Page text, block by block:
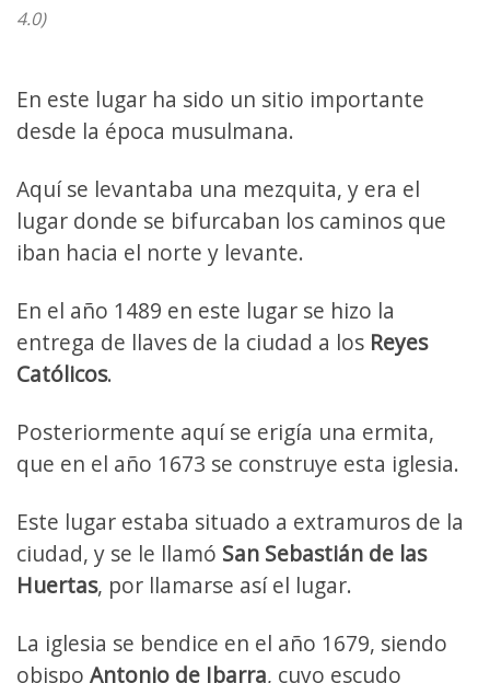
4.0)
En este lugar ha sido un sitio importante
desde la época musulmana.
Aquí se levantaba una mezquita, y era el
lugar donde se bifurcaban los caminos que
iban hacia el norte y levante.
En el año 1489 en este lugar se hizo la
entrega de llaves de la ciudad a los Reyes
Católicos.
Posteriormente aquí se erigía una ermita,
que en el año 1673 se construye esta iglesia.
Este lugar estaba situado a extramuros de la
ciudad, y se le llamó San Sebastián de las
Huertas, por llamarse así el lugar.
La iglesia se bendice en el año 1679, siendo
obispo Antonio de Ibarra, cuyo escudo